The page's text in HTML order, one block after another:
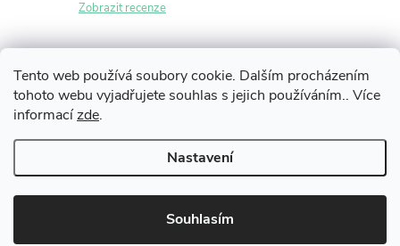
Tento web používá soubory cookie. Dalším procházením
tohoto webu vyjadřujete souhlas s jejich používáním.. Více
informacízde.
Nastavení
Souhlasím
c
í
p
r
v
Zobrazit recenze
Z
á
p
Copyright 2026iLikeNEW.cz. Všechna práva vyhrazena.